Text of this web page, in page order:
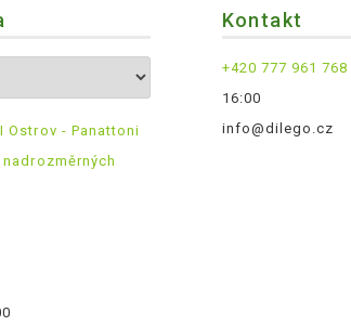
Ostrov - Panattoni
Kontakt
+420 777 961 768
16:00
info@dilego.cz